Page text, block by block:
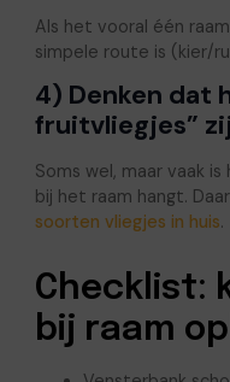
Als het vooral één
simpele route is (kier/
4) Denken dat
fruitvliegjes”
Soms wel, maar vaak
bij het raam hangt.
soorten vliegjes in huis.
Checklist:
bij raam